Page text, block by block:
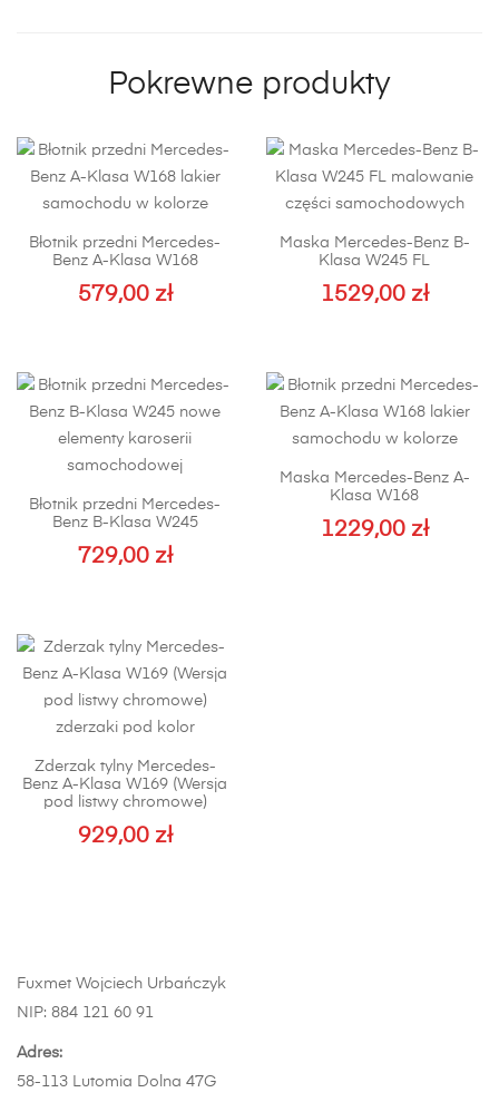
Pokrewne produkty
Błotnik przedni Mercedes-
Benz A-Klasa W168
579,00 zł
ma
wariantów.
Opcje
wybrać
stronie
Maska Mercedes-Benz B-
Klasa W245 FL
1529,00 zł
Błotnik przedni Mercedes-
Benz B-Klasa W245
729,00 zł
ma
wariantów.
Opcje
wybrać
na
stronie
Maska Mercedes-Benz A-
Klasa W168
1229,00 zł
Zderzak tylny Mercedes-
Benz A-Klasa W169 (Wersja
pod listwy chromowe)
929,00 zł
Fuxmet Wojciech Urbańczyk
NIP: 884 121 60 91
Adres:
58-113 Lutomia Dolna 47G